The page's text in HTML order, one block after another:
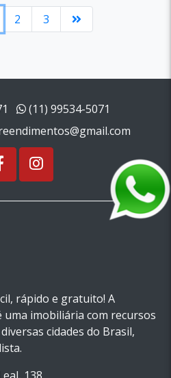
2 3
(11) 99534-5071
rápido e gratuito! A
imobiliária com recursos
cidades do Brasil,